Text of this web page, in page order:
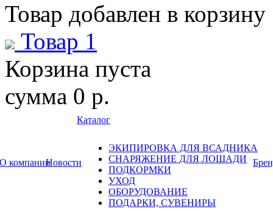
Товар добавлен в корзину
Товар 1
Корзина пуста
сумма 0 р.
О компанииНовости
Каталог
ЭКИПИРОВКА ДЛЯ ВСАДНИКА
СНАРЯЖЕНИЕ ДЛЯ ЛОШАДИ
ПОДКОРМКИ
УХОД
ОБОРУДОВАНИЕ
ПОДАРКИ, СУВЕНИРЫ